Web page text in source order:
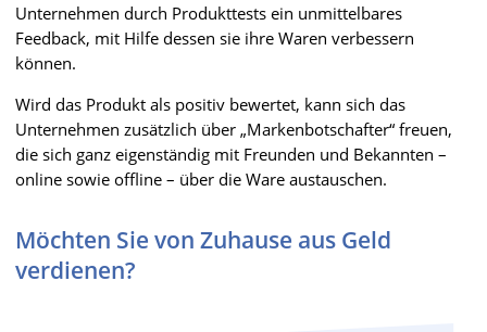
Unternehmen durch Produkttests ein unmittelbares
Feedback, mit Hilfe dessen sie ihre Waren verbessern
können.
Wird das Produkt als positiv bewertet, kann sich das
Unternehmen zusätzlich über „Markenbotschafter“ freuen,
die sich ganz eigenständig mit Freunden und Bekannten –
online sowie offline – über die Ware austauschen.
Möchten Sie von Zuhause aus Geld
verdienen?